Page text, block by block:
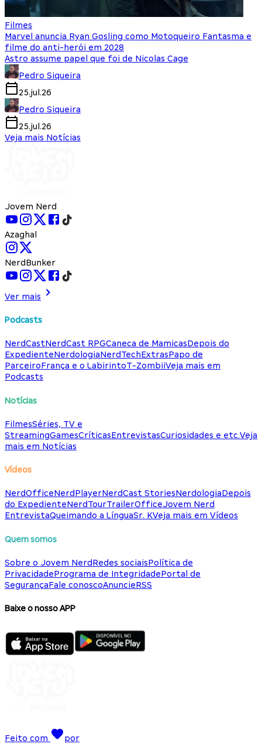
Filmes
Marvel anuncia Ryan Gosling como Motoqueiro Fantasma e
filme do anti-herói em 2028
Astro assume papel que foi de Nicolas Cage
Pedro Siqueira
25.jul.26
Pedro Siqueira
25.jul.26
Veja mais Notícias
Jovem Nerd
Azaghal
NerdBunker
Ver mais
Podcasts
NerdCastNerdCast RPGCaneca de MamicasDepois do
ExpedienteNerdologiaNerdTechExtrasPapo de
ParceiroFrança e o LabirintoT-ZombiiVeja mais em
Podcasts
Notícias
FilmesSéries, TV e
StreamingGamesCríticasEntrevistasCuriosidades e etc.Veja
mais em Notícias
Vídeos
NerdOfficeNerdPlayerNerdCast StoriesNerdologiaDepois
do ExpedienteNerdTourTrailerOfficeJovem Nerd
EntrevistaQueimando a LínguaSr. KVeja mais em Vídeos
Quem somos
Sobre o Jovem NerdRedes sociaisPolítica de
PrivacidadePrograma de IntegridadePortal de
SegurançaFale conoscoAnuncieRSS
Baixe o nosso APP
Feito com
por